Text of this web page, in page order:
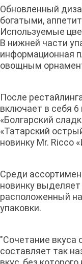
Обновленный
богатыми,
Используемые
В нижней части
информационная
овощным
После
включает в себя
«Болгарский
«Татарский
новинку Mr. Ricco
Среди
новинку
расположенный
упаковки.
"Сочетание вкуса
составляет так